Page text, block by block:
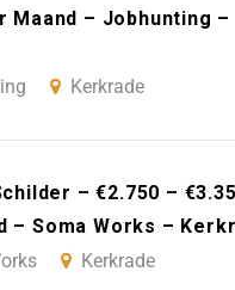
Maand – Jobhunting –
Kerkrade
– €2.750 –
– Soma Works –
Kerkrade